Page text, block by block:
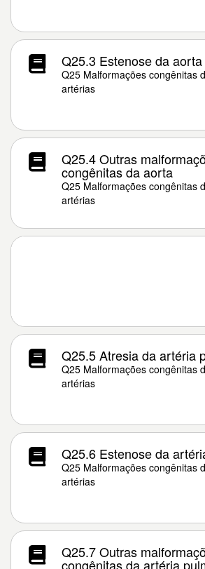
Q25.3 Estenose da aorta
Q25 Malformações congênitas
artérias
Q25.4 Outras
congênitas da aorta
Q25 Malformações congênitas
artérias
Q25.5 Atresia da artéria
Q25 Malformações congênitas
artérias
Q25.6 Estenose da
Q25 Malformações congênitas
artérias
Q25.7 Outras
congênitas da artéria